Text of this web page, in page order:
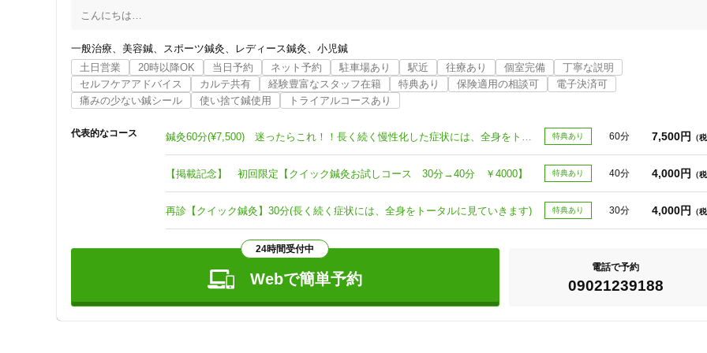
こんにちは
院長の太田　巌です
”日々臨床にはまず自分への振り返りが大切”
と感じています。
仕事でも、プライベートでの生活でも生涯かけて続けたい大切なものがある方・・・
生き生きと充実した生活を送りたい方・・・
当院が…鍼灸が…お力になれるかもしれません！！
お気軽にどうぞ一度お待ちしてます！
師匠、恩師、患者様や友人のサポートをさせていただく経験など
「いろいろな方々との”縁”で成長させてもらっている」と感じています。
一般治療 美容鍼 スポーツ鍼灸 レディース鍼灸
小児鍼
土日営業
20時以降OK 当日予約 ネット予約 駐車場あり 駅近 往療あり 個室完備
丁寧な説明
セルフケアアドバイス
カルテ共有 経験豊富なスタッフ在籍 特典あり 保険適用の相談可
電子決済可
痛みの少ない鍼シール
使い捨て鍼使用 トライアルコースあり
代表的なコース 特典あり 60分 7,500円 （
【掲載記念】 初回限定【クイック鍼灸お試しコース 30分→40分 ￥4000】 特典あり 40分 4,000円 （
再診【クイック鍼灸】30分(長く続く症状には、全身をトータルに見ていきます) 特典あり 30分 4,000円 （
24時間受付中
Webで簡単予約
電話で予約
09021239188